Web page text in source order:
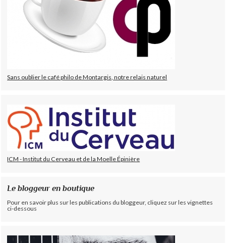
Sans oublier le café philo de Montargis, notre relais naturel
ICM - Institut du Cerveau et de la Moelle Épinière
Le bloggeur en boutique
Pour en savoir plus sur les publications du bloggeur, cliquez sur les vignettes
ci-dessous